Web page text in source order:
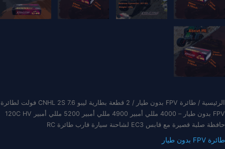
الرئيسية / طائرة FPV بدون طيار
/ 2 قطعة بطارية ليبو CNHL 2S 7.6 فولت لطائرة
FPV بدون طيار – 4000 مللي أمبير 4900 مللي أمبير 5200 مللي أمبير 120C HV
حافظة صلبة قصيرة مع قابس EC3 لشاحنة سيارة قارب طائرة RC
طائرة FPV بدون طيار